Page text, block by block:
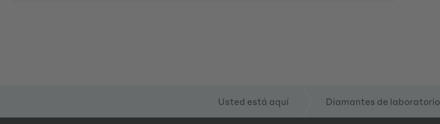
Usted está aquí Diamantes de laboratorio